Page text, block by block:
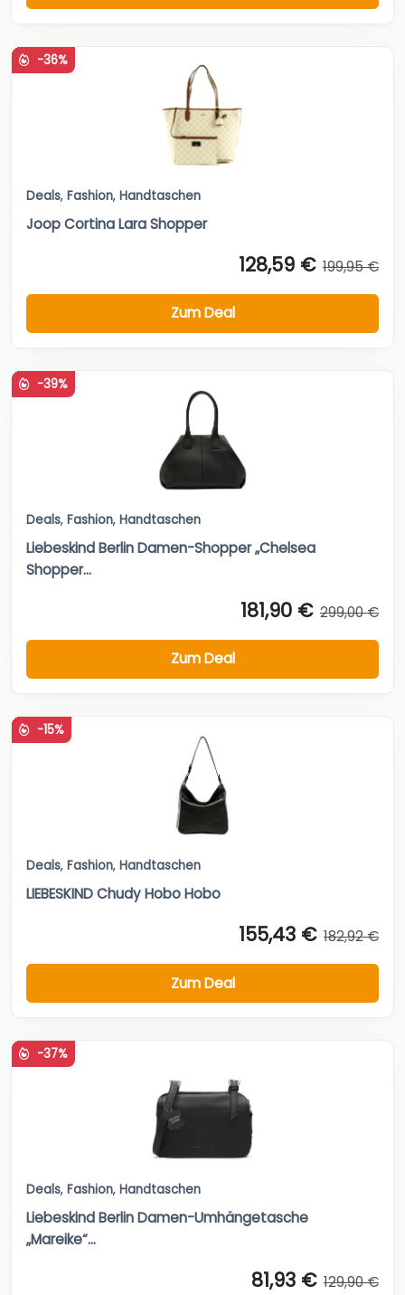
-36%
Deals, Fashion, Handtaschen
Joop Cortina Lara Shopper
128,59 € 199,95 €
Zum Deal
-39%
Deals, Fashion, Handtaschen
Liebeskind Berlin Damen-Shopper „Chelsea
Shopper...
181,90 € 299,00 €
Zum Deal
-15%
Deals, Fashion, Handtaschen
LIEBESKIND Chudy Hobo Hobo
155,43 € 182,92 €
Zum Deal
-37%
Deals, Fashion, Handtaschen
Liebeskind Berlin Damen-Umhängetasche
„Mareike“...
81,93 € 129,90 €